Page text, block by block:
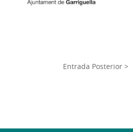
Entrada Posterior >